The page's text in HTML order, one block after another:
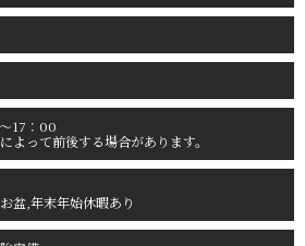
17：00
よって前後する場合があります。
盆,年末年始休暇あり